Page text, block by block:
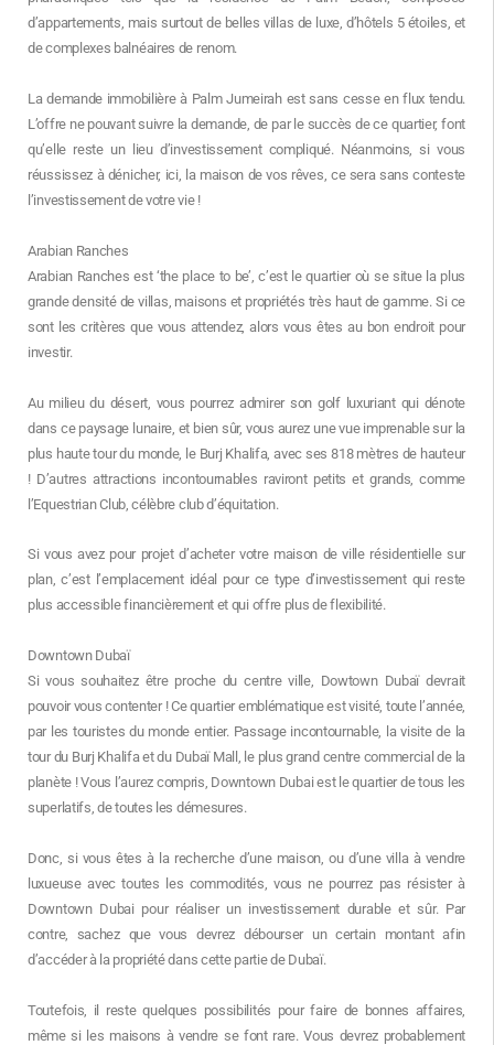
d’appartements, mais surtout de belles villas de luxe, d’hôtels 5 étoiles, et
de complexes balnéaires de renom.
La demande immobilière à Palm Jumeirah est sans cesse en flux tendu.
L’offre ne pouvant suivre la demande, de par le succès de ce quartier, font
qu’elle reste un lieu d’investissement compliqué. Néanmoins, si vous
réussissez à dénicher, ici, la maison de vos rêves, ce sera sans conteste
l’investissement de votre vie !
Arabian Ranches
Arabian Ranches est ‘the place to be’, c’est le quartier où se situe la plus
grande densité de villas, maisons et propriétés très haut de gamme. Si ce
sont les critères que vous attendez, alors vous êtes au bon endroit pour
investir.
Au milieu du désert, vous pourrez admirer son golf luxuriant qui dénote
dans ce paysage lunaire, et bien sûr, vous aurez une vue imprenable sur la
plus haute tour du monde, le Burj Khalifa, avec ses 818 mètres de hauteur
! D’autres attractions incontournables raviront petits et grands, comme
l’Equestrian Club, célèbre club d’équitation.
Si vous avez pour projet d’acheter votre maison de ville résidentielle sur
plan, c’est l’emplacement idéal pour ce type d’investissement qui reste
plus accessible financièrement et qui offre plus de flexibilité.
Downtown Dubaï
Si vous souhaitez être proche du centre ville, Dowtown Dubaï devrait
pouvoir vous contenter ! Ce quartier emblématique est visité, toute l’année,
par les touristes du monde entier. Passage incontournable, la visite de la
tour du Burj Khalifa et du Dubaï Mall, le plus grand centre commercial de la
planète ! Vous l’aurez compris, Downtown Dubai est le quartier de tous les
superlatifs, de toutes les démesures.
Donc, si vous êtes à la recherche d’une maison, ou d’une villa à vendre
luxueuse avec toutes les commodités, vous ne pourrez pas résister à
Downtown Dubai pour réaliser un investissement durable et sûr. Par
contre, sachez que vous devrez débourser un certain montant afin
d’accéder à la propriété dans cette partie de Dubaï.
Toutefois, il reste quelques possibilités pour faire de bonnes affaires,
même si les maisons à vendre se font rare. Vous devrez probablement